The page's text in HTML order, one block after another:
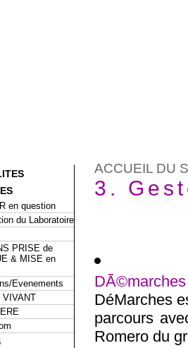
en question
du Laboratoire
PRISE de
& MISE en
Evenements
VIVANT
ACCUEIL DU
3.
DÃ©marches
DéMarches
parcours
Romero du